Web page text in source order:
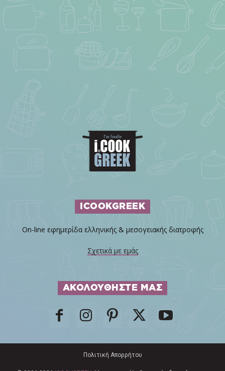
ICOOKGREEK
On-line εφημερίδα ελληνικής & μεσογειακής διατροφής
Σχετικά με εμάς
ΑΚΟΛΟΥΘΗΣΤΕ ΜΑΣ
Πολιτική Απορρήτου